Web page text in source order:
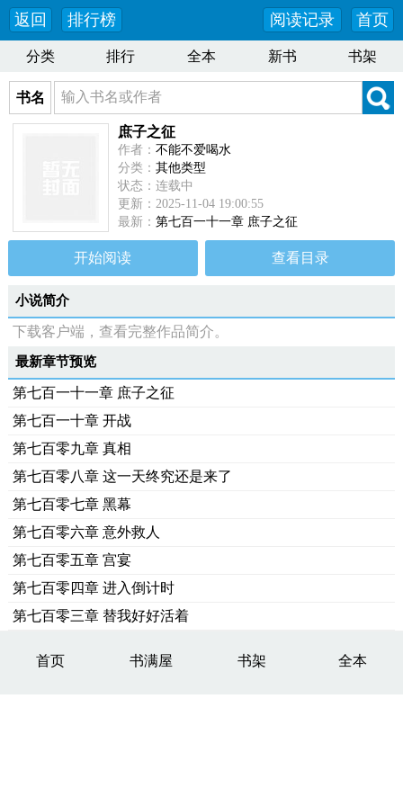
返回 排行榜 首页
阅读记录
分类 排行 全本 新书 书架
书名
庶子之征
作者： 不能不爱喝水
分类： 其他类型
状态：连载中
更新：2025-11-04 19:00:55
最新： 第七百一十一章 庶子之征
开始阅读 查看目录
小说简介
下载客户端，查看完整作品简介。
最新章节预览
第七百一十一章 庶子之征
第七百一十章 开战
第七百零九章 真相
第七百零八章 这一天终究还是来了
第七百零七章 黑幕
第七百零六章 意外救人
第七百零五章 宫宴
第七百零四章 进入倒计时
第七百零三章 替我好好活着
首页 书满屋 书架 全本